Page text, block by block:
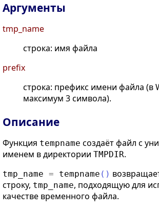
Аргументы
tmp_name
строка: имя файла
prefix
строка: префикс имени файла (в
максимум 3 символа).
Описание
Функция tempname создаёт файл с
именем в директории TMPDIR.
tmp_name = tempname ( )
строку, tmp_name, подходящую для
качестве временного файла.